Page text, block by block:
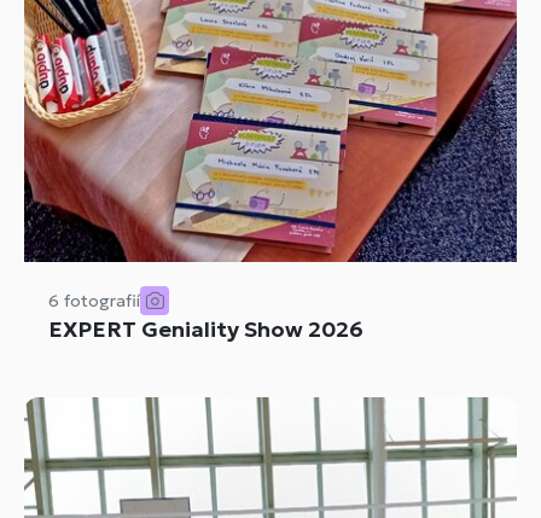
6 fotografií
EXPERT Geniality Show 2026